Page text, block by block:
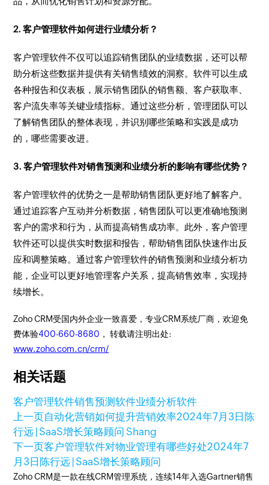
2. 客户管理软件如何进行业绩分析？
客户管理软件不仅可以追踪销售团队的业绩数据，还可以帮
助分析这些数据并提供有关销售绩效的洞察。软件可以生成
各种报告和仪表板，展示销售团队的销售额、客户获取率、
客户流失率等关键业绩指标。通过这些分析，管理团队可以
了解销售团队的整体表现，并识别哪些策略和实践是成功
的，哪些需要改进。
3. 客户管理软件对销售预测和业绩分析的影响有哪些优势？
客户管理软件的优势之一是帮助销售团队更好地了解客户。
通过追踪客户互动并分析数据，销售团队可以更准确地预测
客户的需求和行为，从而提高销售成功率。此外，客户管理
软件还可以提供实时数据和报告，帮助销售团队快速作出反
应和调整策略。通过客户管理软件的销售预测和业绩分析功
能，企业可以更好地管理客户关系，提高销售效率，实现持
续增长。
Zoho CRM受国内外企业一致喜爱，专业CRM系统厂商，欢迎免
费体验400-660-8680 ， 转载请注明出处:
www.zoho.com.cn/crm/
相关话题
客户管理软件销售预测软件业绩分析软件
上一页自动化营销如何提升营销效率2024年7月3日 陈
行远 | SaaS增长策略顾问 Shang
下一页客户管理软件对物业管理有哪些好处2024年7
月3日 陈行远 | SaaS增长策略顾问
Zoho CRM是一款在线CRM管理系统，连续14年入选Gartner销售